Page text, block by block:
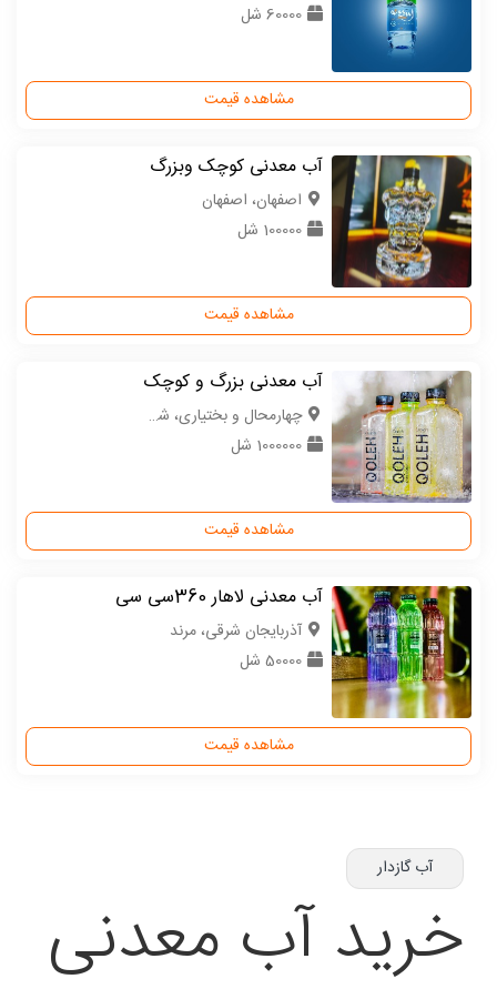
60000 شل
مشاهده قیمت
آب معدنی کوچک وبزرگ
اصفهان، اصفهان
100000 شل
مشاهده قیمت
آب معدنی بزرگ و کوچک
چهارمحال و بختیاری، شهرکرد
1000000 شل
مشاهده قیمت
آب معدنی لاهار 360سی سی
آذربایجان شرقی، مرند
50000 شل
مشاهده قیمت
آب گازدار
خرید آب معدنی